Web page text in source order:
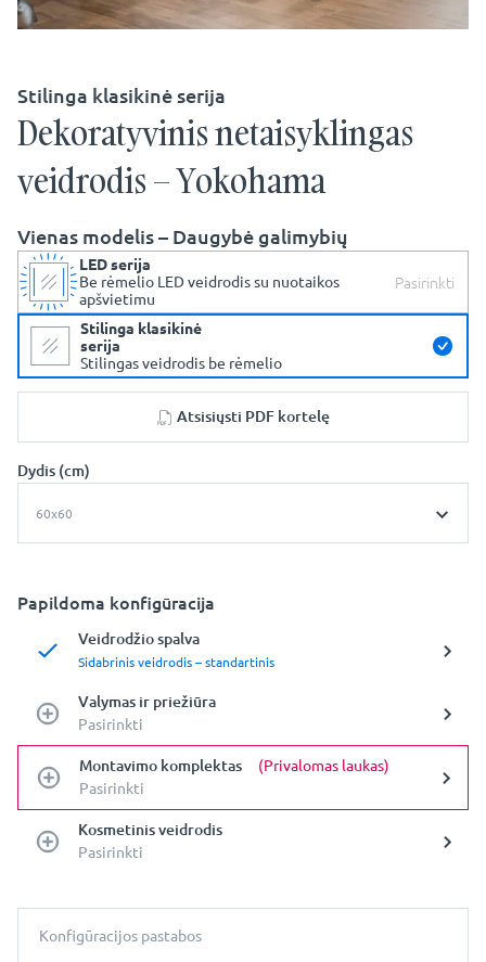
Stilinga klasikinė serija
Dekoratyvinis netaisyklingas
veidrodis – Yokohama
Vienas modelis – Daugybė galimybių
LED serija
Be rėmelio LED veidrodis su nuotaikos
apšvietimu
Pasirinkti
Stilinga klasikinė
serija
Stilingas veidrodis be rėmelio
Atsisiųsti PDF kortelę
Dydis (cm)
60x60
Papildoma konfigūracija
Veidrodžio spalva
Sidabrinis veidrodis – standartinis
Valymas ir priežiūra
Pasirinkti
Montavimo komplektas
(Privalomas laukas)
Pasirinkti
Kosmetinis veidrodis
Pasirinkti
Konfigūracijos pastabos